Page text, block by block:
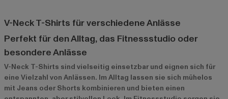
V-Neck T-Shirts für verschiedene Anlässe
Perfekt für den Alltag, das Fitnessstudio oder
besondere Anlässe
V-Neck T-Shirts sind vielseitig einsetzbar und eignen sich für
eine Vielzahl von Anlässen. Im Alltag lassen sie sich mühelos
mit Jeans oder Shorts kombinieren und bieten einen